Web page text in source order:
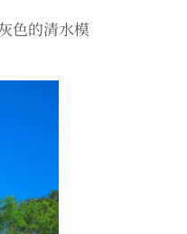
色的清水模